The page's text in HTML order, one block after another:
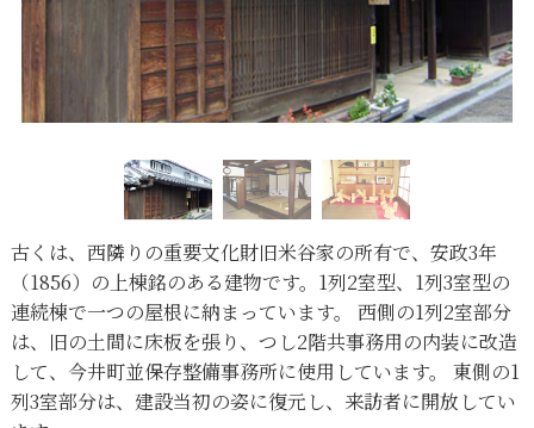
古くは、西隣りの重要文化財旧米谷家の所有で、安政3年
（1856）の上棟銘のある建物です。1列2室型、1列3室型の
連続棟で一つの屋根に納まっています。 西側の1列2室部分
は、旧の土間に床板を張り、つし2階共事務用の内装に改造
して、今井町並保存整備事務所に使用しています。 東側の1
列3室部分は、建設当初の姿に復元し、来訪者に開放してい